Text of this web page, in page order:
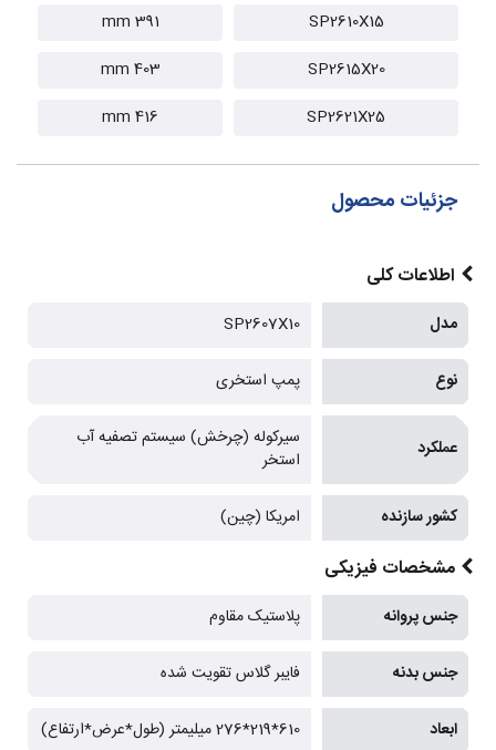
SP2610X15
391 mm
SP2615X20
403 mm
SP2621X25
416 mm
جزئیات محصول
اطلاعات کلی
مدل SP2607X10
نوع پمپ استخری
عملکرد
سیرکوله (چرخش) سیستم تصفیه آب
استخر
کشور سازنده امریکا (چین)
مشخصات فیزیکی
جنس پروانه پلاستیک مقاوم
جنس بدنه فایبر گلاس تقویت شده
ابعاد 610*219*276 میلیمتر (طول*عرض*ارتفاع)